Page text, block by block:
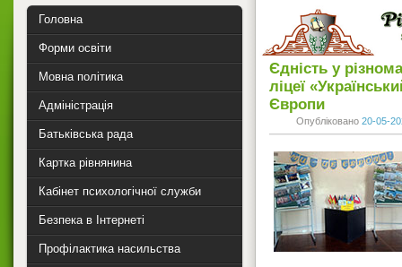
Єдність у
ліцеї
Європи
Опубліковано 20-05-
Головна
Форми освіти
Мовна політика
Адміністрація
Батьківська рада
Картка рівнянина
Кабінет психологічної служби
Безпека в Інтернеті
Профілактика насильства